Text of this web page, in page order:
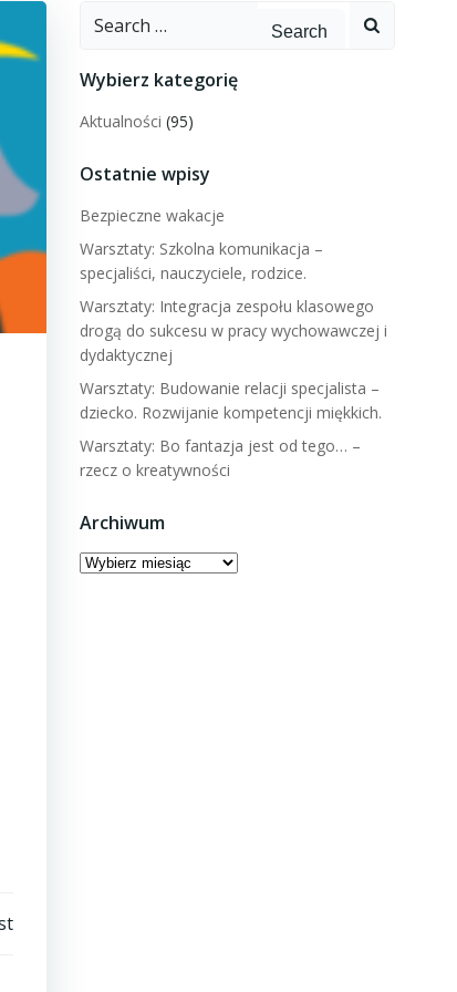
Search
Wybierz kategorię
Aktualności (95)
Ostatnie wpisy
Bezpieczne wakacje
Warsztaty: Szkolna komunikacja –
specjaliści, nauczyciele, rodzice.
Warsztaty: Integracja zespołu klasowego
drogą do sukcesu w pracy wychowawczej i
dydaktycznej
Warsztaty: Budowanie relacji specjalista –
dziecko. Rozwijanie kompetencji miękkich.
Warsztaty: Bo fantazja jest od tego… –
rzecz o kreatywności
Archiwum
Archiwum